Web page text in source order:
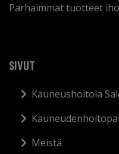
Parhaimmat tuotteet
SIVUT
Kauneushoitola
Meistä